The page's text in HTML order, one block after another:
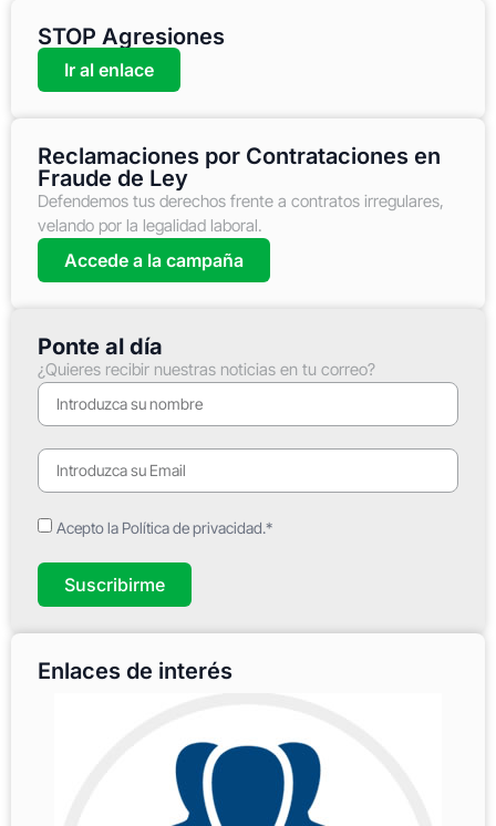
STOP Agresiones
Ir al enlace
Reclamaciones por Contrataciones en
Fraude de Ley
Defendemos tus derechos frente a contratos irregulares,
velando por la legalidad laboral.
Accede a la campaña
Ponte al día
¿Quieres recibir nuestras noticias en tu correo?
Acepto la Política de privacidad.*
Suscribirme
Enlaces de interés